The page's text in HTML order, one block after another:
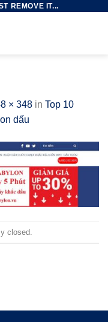
REMOVE IT...
× 348 in Top 10
dấu
closed.